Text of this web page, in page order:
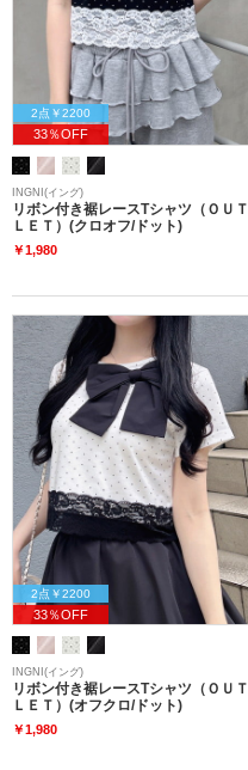
2点￥2200
33％OFF
INGNI(イング)
リボン付き裾レースTシャツ（ＯＵＴ
ＬＥＴ）(クロオフ/ドット)
￥1,980
2点￥2200
33％OFF
INGNI(イング)
リボン付き裾レースTシャツ（ＯＵＴ
ＬＥＴ）(オフクロ/ドット)
￥1,980